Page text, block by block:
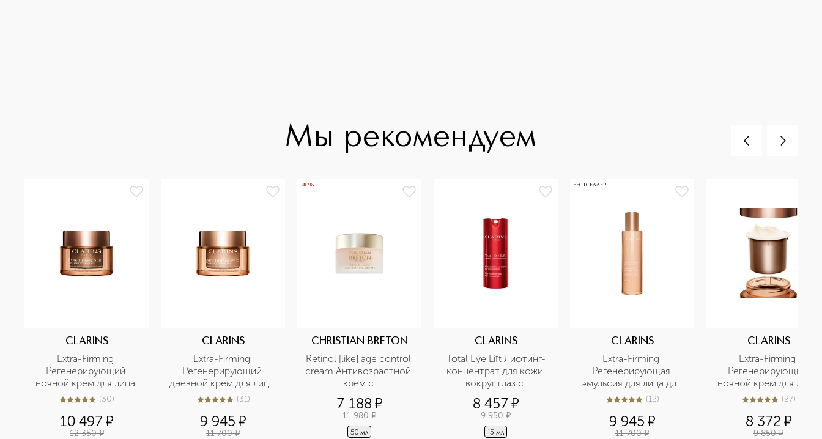
Мы рекомендуем
CLARINS
Extra-Firming
Регенерирующий
ночной крем для лица
для любого типа кожи
5из 530 (30)
10 497¤
12 350 ¤
CLARINS
Extra-Firming
Регенерирующий
дневной крем для лица
для любого типа кожи
4.9из531 (31)
9 945 ¤
11 700 ¤
-40%
CHRISTIAN BRETON
Retinol [like] age control
cream Антивозрастной
крем с
ретинолоподобным
действием
7 188 ¤
11 980 ¤
50 мл
CLARINS
Total Eye Lift Лифтинг-
концентрат для кожи
вокруг глаз с
восстанавливающим
8 457¤
9 950 ¤
15 мл
БЕСТСЕЛЛЕР
CLARINS
Extra-Firming
Регенерирующая
эмульсия для лица для
любого типа кожи
5из 512 (12)
9 945 ¤
11 700 ¤
CLARINS
Extra-Firming
Регенерирующий
ночной крем для лица
для любого типа кожи
5из 527 (27)
8 372 ¤
9 850 ¤